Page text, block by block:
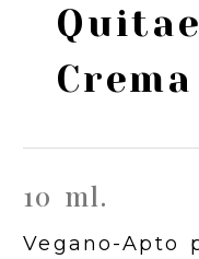
Crema
10 ml.
Vegano-Apto